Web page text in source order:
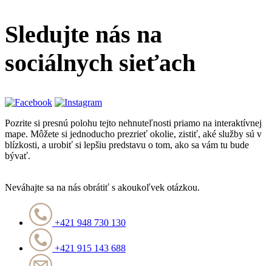
Sledujte nás na
sociálnych sieťach
Pozrite si presnú polohu tejto nehnuteľnosti priamo na interaktívnej
mape. Môžete si jednoducho prezrieť okolie, zistiť, aké služby sú v
blízkosti, a urobiť si lepšiu predstavu o tom, ako sa vám tu bude
bývať.
Neváhajte sa na nás obrátiť s akoukoľvek otázkou.
+421 948 730 130
+421 915 143 688